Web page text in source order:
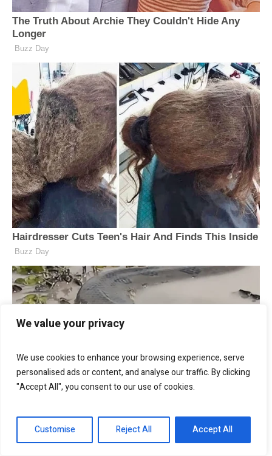
We value your privacy
We use cookies to enhance your browsing experience, serve
personalised ads or content, and analyse our traffic. By clicking
"Accept All", you consent to our use of cookies.
Customise Reject All Accept All